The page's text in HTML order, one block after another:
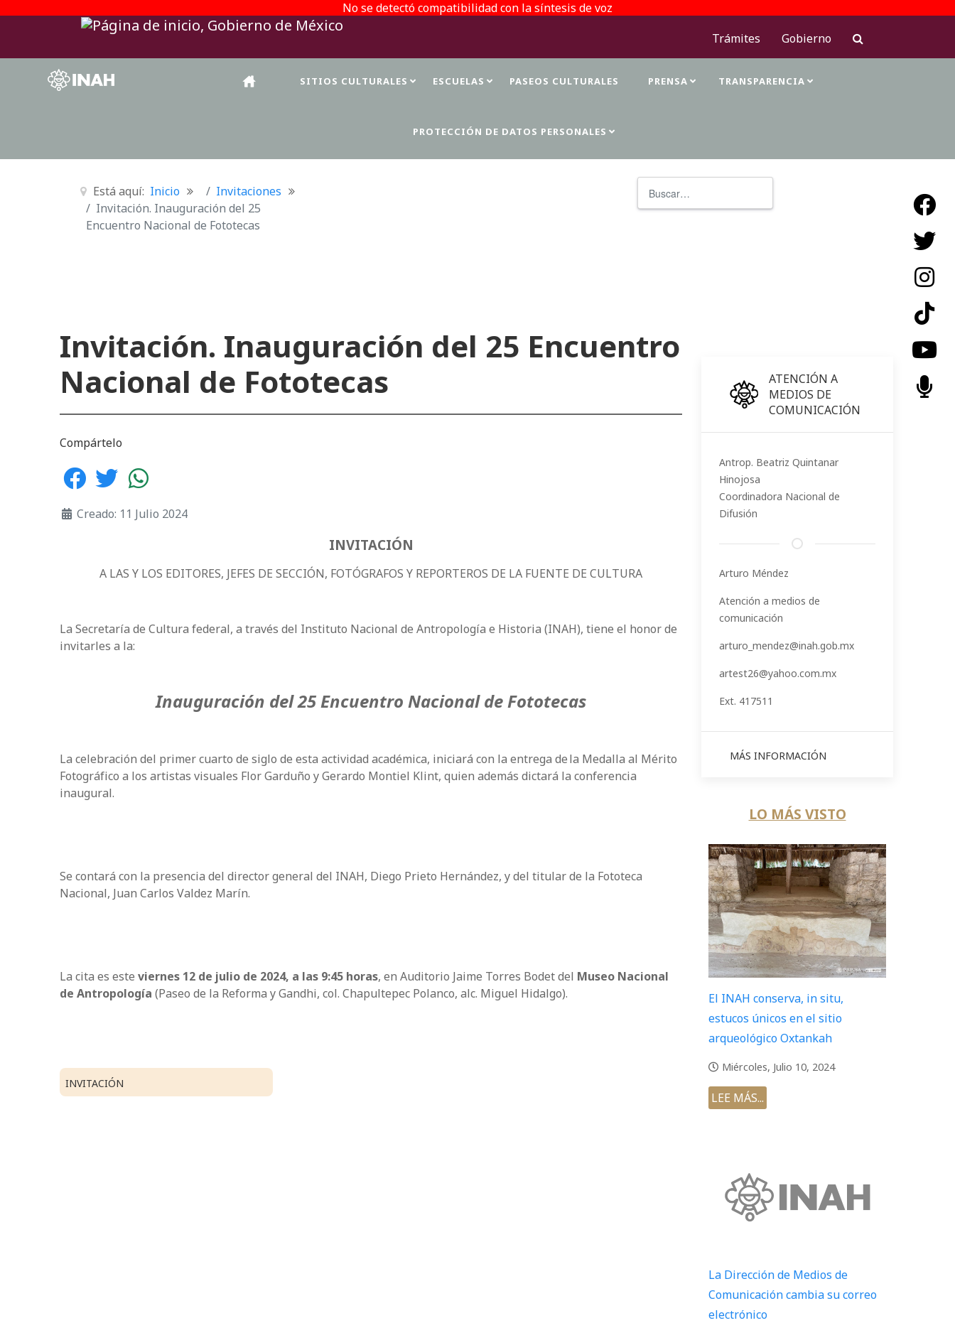
No se detectó compatibilidad con la síntesis de voz
Trámites
Gobierno
SITIOS CULTURALES ESCUELAS PASEOS CULTURALES PRENSA TRANSPARENCIA
PROTECCIÓN DE DATOS PERSONALES
Está aquí: Inicio
Invitaciones
Invitación. Inauguración del 25
Encuentro Nacional de Fototecas
Invitación. Inauguración del 25 Encuentro
Nacional de Fototecas
Compártelo
Creado: 11 Julio 2024
INVITACIÓN
A LAS Y LOS EDITORES, JEFES DE SECCIÓN, FOTÓGRAFOS Y REPORTEROS DE LA FUENTE DE CULTURA
La Secretaría de Cultura federal, a través del Instituto Nacional de Antropología e Historia (INAH), tiene el honor de
invitarles a la:
Inauguración del 25Encuentro Nacional de Fototecas
La celebración del primer cuarto de siglo de esta actividad académica, iniciará con la entrega dela Medalla al Mérito
Fotográfico a los artistas visuales Flor Garduño y Gerardo Montiel Klint, quien además dictará la conferencia
inaugural.
Se contará con la presencia del director general del INAH, Diego Prieto Hernández, y del titular de la Fototeca
Nacional, Juan Carlos Valdez Marín.
La cita es este viernes 12 de julio de 2024, a las 9:45 horas, en Auditorio Jaime Torres Bodet del Museo Nacional
de Antropología (Paseo de la Reforma y Gandhi, col. Chapultepec Polanco, alc. Miguel Hidalgo).
INVITACIÓN
ATENCIÓN A
MEDIOS DE
COMUNICACIÓN
Antrop. Beatriz Quintanar
Hinojosa
Coordinadora Nacional de
Difusión
Arturo Méndez
Atención a medios de
comunicación
arturo_mendez@inah.gob.mx
artest26@yahoo.com.mx
Ext. 417511
MÁS INFORMACIÓN
LO MÁS VISTO
El INAH conserva, in situ,
estucos únicos en el sitio
arqueológico Oxtankah
Miércoles, Julio 10, 2024
LEE MÁS...
La Dirección de Medios de
Comunicación cambia su correo
electrónico